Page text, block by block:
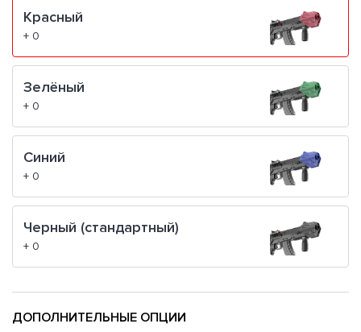
Красный
+ 0
Зелёный
+ 0
Синий
+ 0
Черный (стандартный)
+ 0
ДОПОЛНИТЕЛЬНЫЕ ОПЦИИ